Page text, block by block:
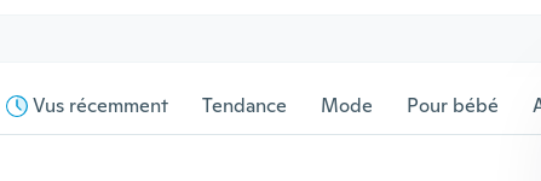
Vus récemment Tendance Mode Pour bébé